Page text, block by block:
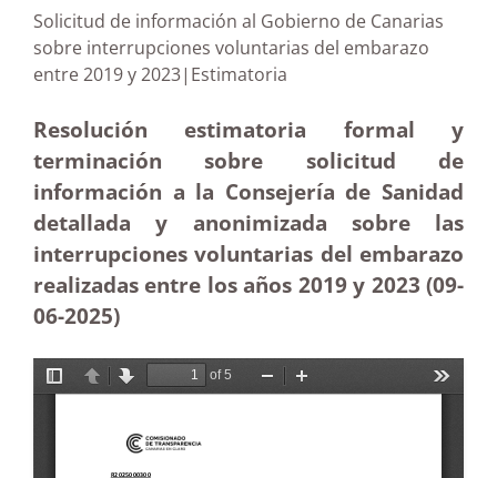
Solicitud de información al Gobierno de Canarias
sobre interrupciones voluntarias del embarazo
entre 2019 y 2023|Estimatoria
Resolución estimatoria formal y
terminación sobre solicitud de
información a la Consejería de Sanidad
detallada y anonimizada sobre las
interrupciones voluntarias del embarazo
realizadas entre los años 2019 y 2023 (09-
06-2025)